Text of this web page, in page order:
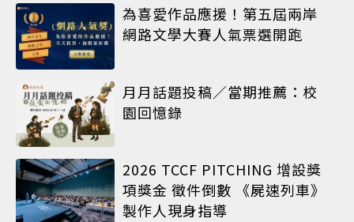
為喜愛作品應援！第五屆兩岸
網路文學大賽人氣票選開跑
月月話題投稿／當期推薦：校
園回憶錄
2026 TCCF PITCHING 增設獎
項獎金 徵件倒數 《屍速列車》
製作人現身指導